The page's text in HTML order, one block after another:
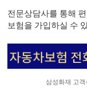
전문상담사를 통해
보험을 가입하실 수
삼성화재 고